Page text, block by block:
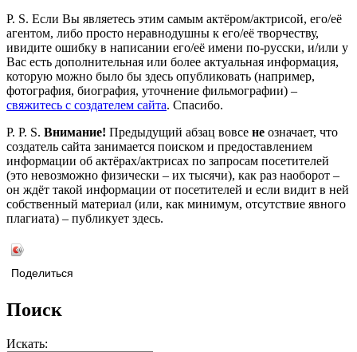
P. S. Если Вы являетесь этим самым актёром/актрисой, его/её
агентом, либо просто неравнодушны к его/её творчеству,
ивидите ошибку в написании его/её имени по-русски, и/или у
Вас есть дополнительная или более актуальная информация,
которую можно было бы здесь опубликовать (например,
фотография, биография, уточнение фильмографии) –
свяжитесь с создателем сайта. Спасибо.
P. P. S. Внимание! Предыдущий абзац вовсе не означает, что
создатель сайта занимается поиском и предоставлением
информации об актёрах/актрисах по запросам посетителей
(это невозможно физически – их тысячи), как раз наоборот –
он ждёт такой информации от посетителей и если видит в ней
собственный материал (или, как минимум, отсутствие явного
плагиата) – публикует здесь.
Поделиться
Поиск
Искать: